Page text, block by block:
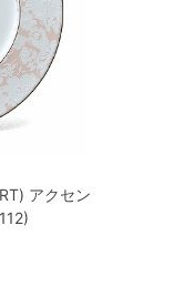
アクセン